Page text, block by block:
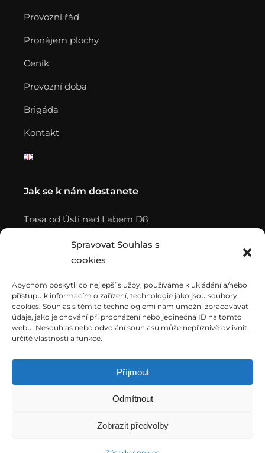
Spravovat Souhlas s
cookies
Abychom poskytli co nejlepší služby, používáme k ukládání a/nebo
přístupu k informacím o zařízení, technologie jako jsou soubory
cookies. Souhlas s těmito technologiemi nám umožní zpracovávat
údaje, jako je chování při procházení nebo jedinečná ID na tomto
webu. Nesouhlas nebo odvolání souhlasu může nepříznivě ovlivnit
určité vlastnosti a funkce.
Příjmout
Odmítnout
Zobrazit předvolby
Provozní řád
Pronájem plochy
Ceník
Provozní doba
Brigáda
Kontakt
Jak se k nám dostanete
Trasa od Ústí nad Labem D8
Trasa od Hradce Králové D11
Trasa od Mladá Boleslav D10
Trasa z D1
Trasa z D4
Trasa z D5
Trasa z D6